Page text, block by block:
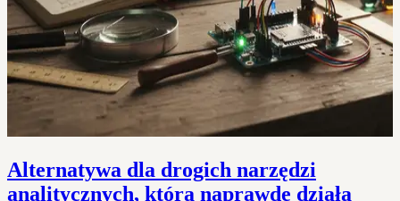
Alternatywa dla drogich narzędzi
analitycznych, która naprawdę działa